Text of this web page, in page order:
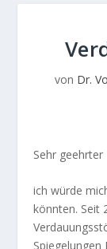
von Dr.
Sehr geehrter
ich würde
könnten. Seit